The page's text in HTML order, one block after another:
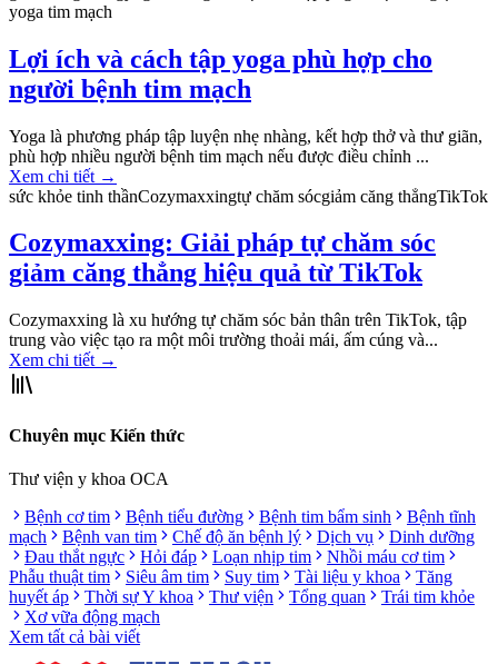
yoga tim mạch
Lợi ích và cách tập yoga phù hợp cho
người bệnh tim mạch
Yoga là phương pháp tập luyện nhẹ nhàng, kết hợp thở và thư giãn,
phù hợp nhiều người bệnh tim mạch nếu được điều chỉnh ...
Xem chi tiết →
sức khỏe tinh thầnCozymaxxingtự chăm sócgiảm căng thẳngTikTok
Cozymaxxing: Giải pháp tự chăm sóc
giảm căng thẳng hiệu quả từ TikTok
Cozymaxxing là xu hướng tự chăm sóc bản thân trên TikTok, tập
trung vào việc tạo ra một môi trường thoải mái, ấm cúng và...
Xem chi tiết →
Chuyên mục Kiến thức
Thư viện y khoa OCA
Bệnh cơ tim
Bệnh tiểu đường Bệnh tim bẩm sinh
Bệnh tĩnh
mạch
Bệnh van tim Chế độ ăn bệnh lý Dịch vụ
Dinh dưỡng
Đau thắt ngực
Hỏi đáp Loạn nhịp tim
Nhồi máu cơ tim
Phẫu thuật tim
Siêu âm tim Suy tim Tài liệu y khoa
Tăng
huyết áp
Thời sự Y khoa Thư viện Tổng quan
Trái tim khỏe
Xơ vữa động mạch
Xem tất cả bài viết